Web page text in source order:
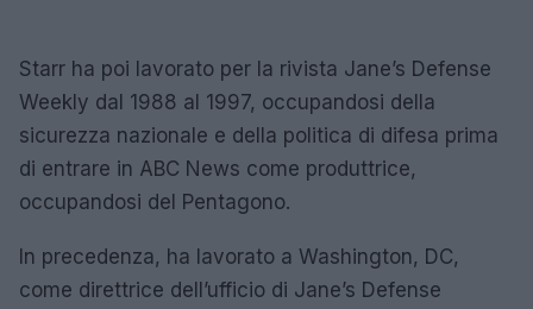
Starr ha poi lavorato per la rivista Jane’s Defense
Weekly dal 1988 al 1997, occupandosi della
sicurezza nazionale e della politica di difesa prima
di entrare in ABC News come produttrice,
occupandosi del Pentagono.
In precedenza, ha lavorato a Washington, DC,
come direttrice dell’ufficio di Jane’s Defense